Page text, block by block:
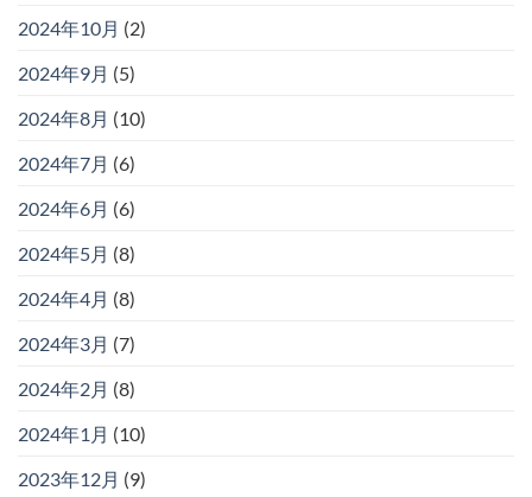
2024年10月 (2)
2024年9月 (5)
2024年8月 (10)
2024年7月 (6)
2024年6月 (6)
2024年5月 (8)
2024年4月 (8)
2024年3月 (7)
2024年2月 (8)
2024年1月 (10)
2023年12月 (9)